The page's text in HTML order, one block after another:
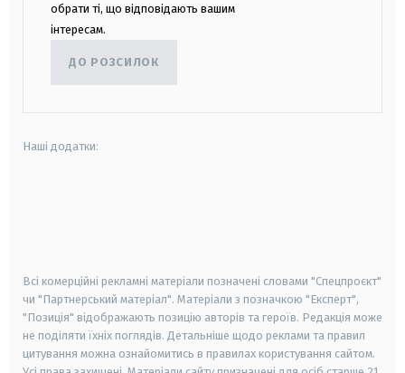
обрати ті, що відповідають вашим
інтересам.
ДО РОЗСИЛОК
Наші додатки:
Всі комерційні рекламні матеріали позначені словами "Спецпроєкт"
чи "Партнерський матеріал". Матеріали з позначкою "Експерт",
"Позиція" відображають позицію авторів та героїв. Редакція може
не поділяти їхніх поглядів. Детальніше щодо реклами та правил
цитування можна ознайомитись в правилах користування сайтом.